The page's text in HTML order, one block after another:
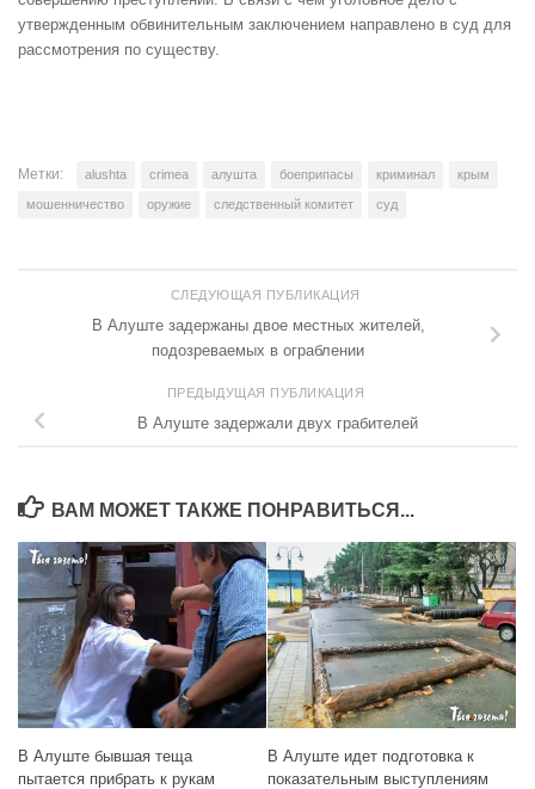
утвержденным обвинительным заключением направлено в суд для
рассмотрения по существу.
Метки: alushta crimea алушта боеприпасы криминал крым
мошенничество оружие следственный комитет суд
СЛЕДУЮЩАЯ ПУБЛИКАЦИЯ
В Алуште задержаны двое местных жителей,
подозреваемых в ограблении
ПРЕДЫДУЩАЯ ПУБЛИКАЦИЯ
В Алуште задержали двух грабителей
ВАМ МОЖЕТ ТАКЖЕ ПОНРАВИТЬСЯ...
В Алуште бывшая теща
пытается прибрать к рукам
В Алуште идет подготовка к
показательным выступлениям